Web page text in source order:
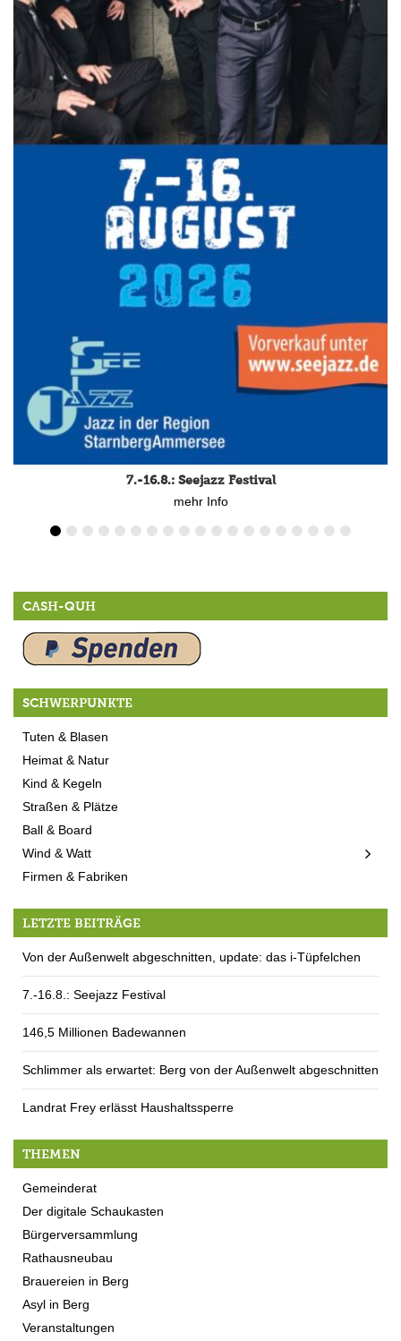
7.-16.8.: Seejazz Festival
mehr Info
7.-9.8.: 40 Jahre Ateliertage
mehr Info
CASH-QUH
SCHWERPUNKTE
Tuten & Blasen
Heimat & Natur
Kind & Kegeln
Straßen & Plätze
Ball & Board
Wind & Watt
Firmen & Fabriken
LETZTE BEITRÄGE
Von der Außenwelt abgeschnitten, update: das i-Tüpfelchen
7.-16.8.: Seejazz Festival
146,5 Millionen Badewannen
Schlimmer als erwartet: Berg von der Außenwelt abgeschnitten
Landrat Frey erlässt Haushaltssperre
THEMEN
Gemeinderat
Der digitale Schaukasten
Bürgerversammlung
Rathausneubau
Brauereien in Berg
Asyl in Berg
Veranstaltungen